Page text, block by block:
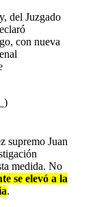
del Juzgado
con nueva
supremo Juan
medida. No
se elevó a la
.